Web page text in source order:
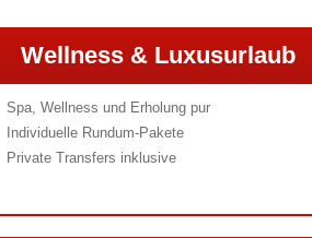
Wellness & Luxusurlaub
Spa, Wellness und Erholung pur
Individuelle Rundum-Pakete
Private Transfers inklusive